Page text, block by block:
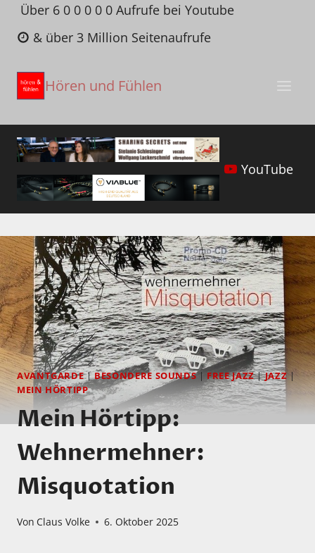
Zum
Inhalt
springen
Über 6 0 0 0 0 0 Aufrufe bei Youtube
& über 3 Million Seitenaufrufe
Hören und Fühlen
YouTube
AVANTGARDE|BESONDERE SOUNDS|FREE JAZZ|JAZZ|
MEIN HÖRTIPP
Mein Hörtipp:
Wehnermehner:
Misquotation
Von Claus Volke 6. Oktober 2025